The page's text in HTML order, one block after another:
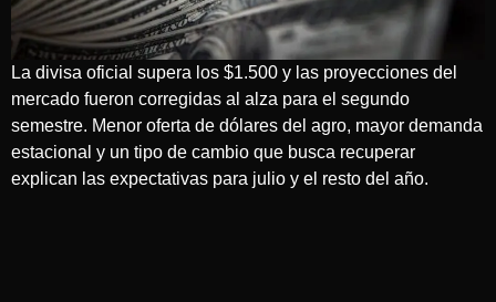
La divisa oficial supera los $1.500 y las proyecciones del
mercado fueron corregidas al alza para el segundo
semestre. Menor oferta de dólares del agro, mayor demanda
estacional y un tipo de cambio que busca recuperar
explican las expectativas para julio y el resto del año.